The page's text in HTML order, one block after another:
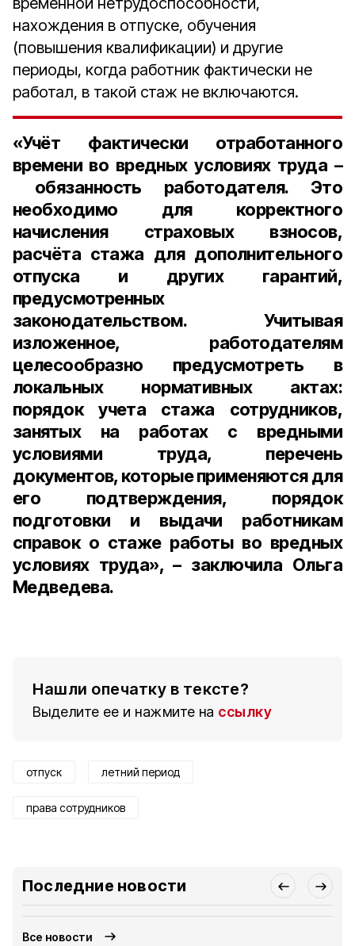
нахождения в отпуске, обучения
(повышения квалификации) и другие
периоды, когда работник фактически не
работал, в такой стаж не включаются.
«Учёт фактически отработанного
времени во вредных условиях труда –
обязанность работодателя. Это
необходимо для корректного
начисления страховых взносов,
расчёта стажа для дополнительного
отпуска и других гарантий,
предусмотренных
законодательством.Учитывая
изложенное, работодателям
целесообразно предусмотреть в
локальных нормативных актах:
порядок учета стажа сотрудников,
занятых на работах с вредными
условиями труда, перечень
документов, которые применяются для
его подтверждения, порядок
подготовки и выдачи работникам
справок о стаже работы во вредных
условиях труда», – заключила Ольга
Медведева.
Нашли опечатку в тексте?
Выделите ее и нажмите на ссылку
отпуск летний период
права сотрудников
Последние новости
Все новости